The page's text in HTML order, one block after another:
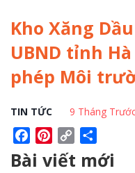
Kho Xăng
UBND tỉnh
phép Môi
TIN TỨC 9 Tháng
FacebookPinterest
Copy
Bài viết mới